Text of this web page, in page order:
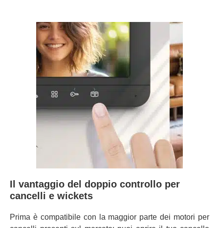
Il vantaggio del doppio controllo per
cancelli e wickets
Prima è compatibile con la maggior parte dei motori per